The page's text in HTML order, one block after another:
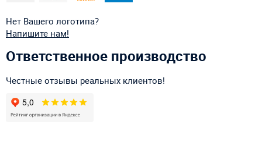
Нет Вашего логотипа?
Напишите нам!
Ответственное производство
Честные отзывы реальных клиентов!